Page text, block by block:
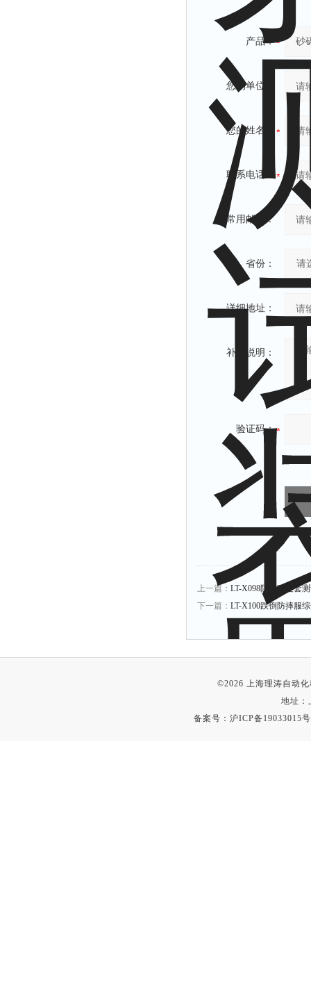
产品：
您的单位：
您的姓名：
联系电话：
常用邮箱：
省份：
详细地址：
补充说明：
验证码：
上一篇： LT-X098防电弧足套
下一篇： LT-X100跌倒防摔服
©2026 上海理涛自动
地址：
备案号： 沪ICP备19033015